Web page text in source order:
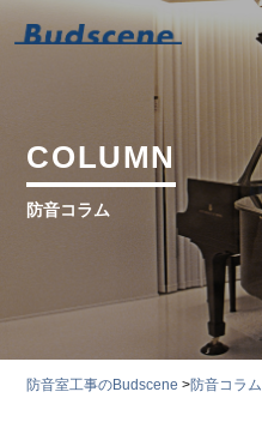
COLUMN
防音コラム
防音室工事のBudscene >防音コラム